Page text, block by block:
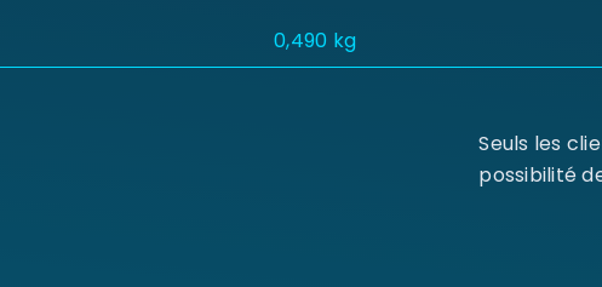
0,490 kg
Seuls les
possibilité